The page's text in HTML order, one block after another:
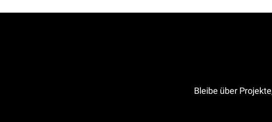
Bleibe über